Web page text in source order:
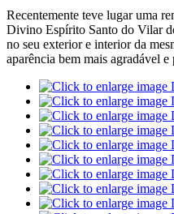
Recentemente teve lugar uma
Divino Espírito Santo do Vilar
no seu exterior e interior da
aparência bem mais agradável